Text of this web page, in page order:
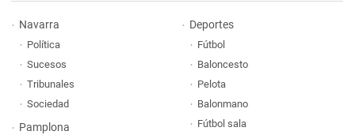
Navarra
Política
Sucesos
Tribunales
Sociedad
Pamplona
Deportes
Fútbol
Baloncesto
Pelota
Balonmano
Fútbol sala